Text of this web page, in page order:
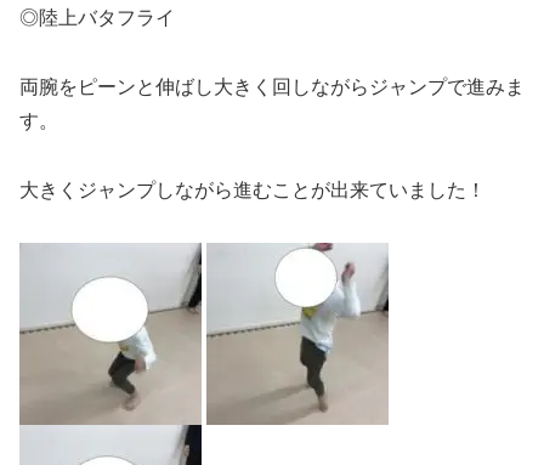
◎陸上バタフライ
両腕をピーンと伸ばし大きく回しながらジャンプで進みま
す。
大きくジャンプしながら進むことが出来ていました！